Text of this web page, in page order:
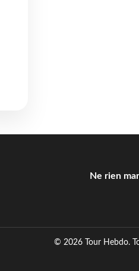
Ne rien
© 2026 Tour Hebdo.